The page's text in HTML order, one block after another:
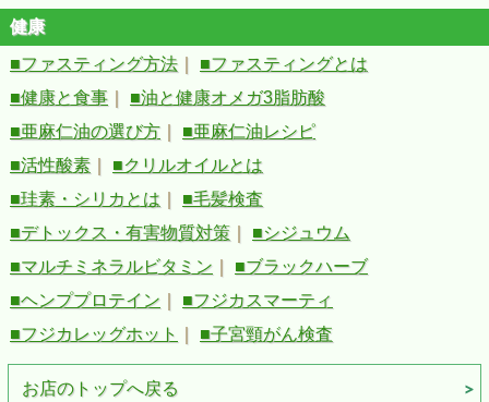
健康
■ファスティング方法
■ファスティングとは
■健康と食事
■油と健康オメガ3脂肪酸
■亜麻仁油の選び方
■亜麻仁油レシピ
■活性酸素
■クリルオイルとは
■珪素・シリカとは
■毛髪検査
■デトックス・有害物質対策
■シジュウム
■マルチミネラルビタミン
■ブラックハーブ
■ヘンププロテイン
■フジカスマーティ
■フジカレッグホット
■子宮頸がん検査
お店のトップへ戻る